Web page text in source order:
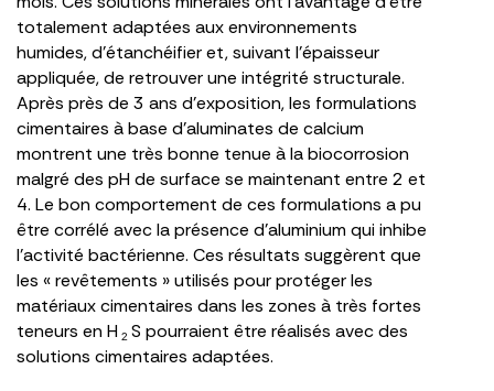
totalement adaptées aux environnements
humides, d’étanchéifier et, suivant l’épaisseur
appliquée, de retrouver une intégrité structurale.
Après près de 3 ans d’exposition, les formulations
cimentaires à base d’aluminates de calcium
montrent une très bonne tenue à la biocorrosion
malgré des pH de surface se maintenant entre 2 et
4. Le bon comportement de ces formulations a pu
être corrélé avec la présence d’aluminium qui inhibe
l’activité bactérienne. Ces résultats suggèrent que
les « revêtements » utilisés pour protéger les
matériaux cimentaires dans les zones à très fortes
teneurs en H 2 S pourraient être réalisés avec des
solutions cimentaires adaptées.